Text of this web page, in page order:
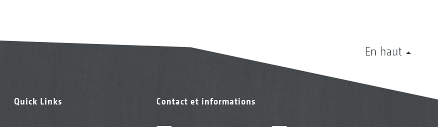
En haut
Quick Links Contact et informations